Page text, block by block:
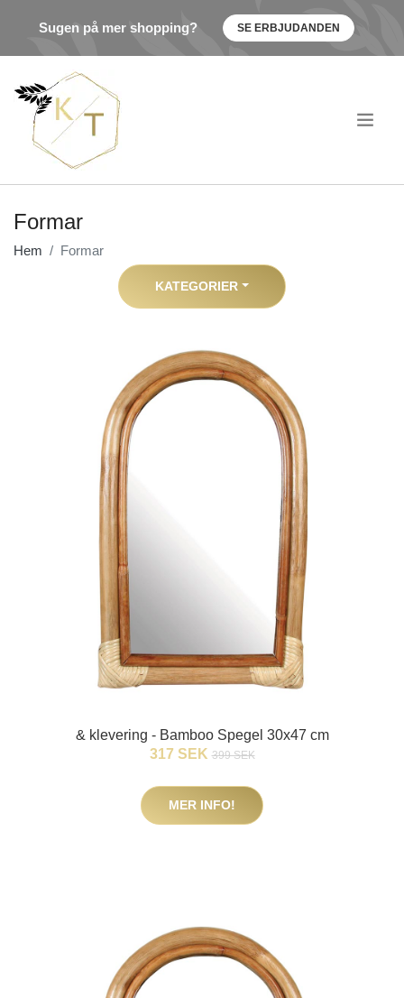
Sugen på mer shopping? SE ERBJUDANDEN
Formar
Hem Formar
KATEGORIER
& klevering - Bamboo Spegel 30x47 cm
317 SEK 399 SEK
MER INFO!